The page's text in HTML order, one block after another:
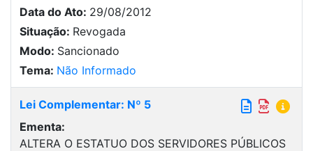
Data do Ato: 29/08/2012
Situação: Revogada
Modo: Sancionado
Tema: Não Informado
Lei Complementar: Nº 5
Ementa:
ALTERA O ESTATUO DOS SERVIDORES PÚBLICOS